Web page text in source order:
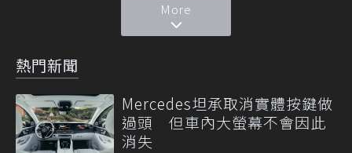
More
熱門新聞
Mercedes坦承取消實體按鍵做
過頭 但車內大螢幕不會因此
消失